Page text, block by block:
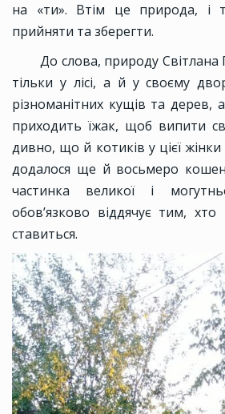
на «ти». Втім це природа, і
прийняти та зберегти.
До слова, природу
тільки у лісі, а й у своєму
різноманітних кущів та дерев,
приходить їжак, щоб випити
дивно, що й котиків у цієї
додалося ще й восьмеро
частинка великої і
обов’язково віддячує тим,
ставиться.